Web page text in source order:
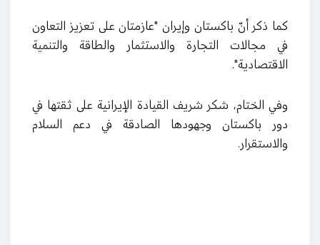
كما ذكر أنّ باكستان وإيران "عازمتان على تعزيز التعاون
في مجالات التجارة والاستثمار والطاقة والتنمية
الاقتصادية".
وفي الختام، شكر شريف القيادة الإيرانية على ثقتها في
دور باكستان وجهودها الصادقة في دعم السلام
والاستقرار.